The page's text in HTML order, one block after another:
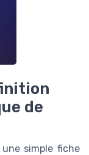
de
simple fiche